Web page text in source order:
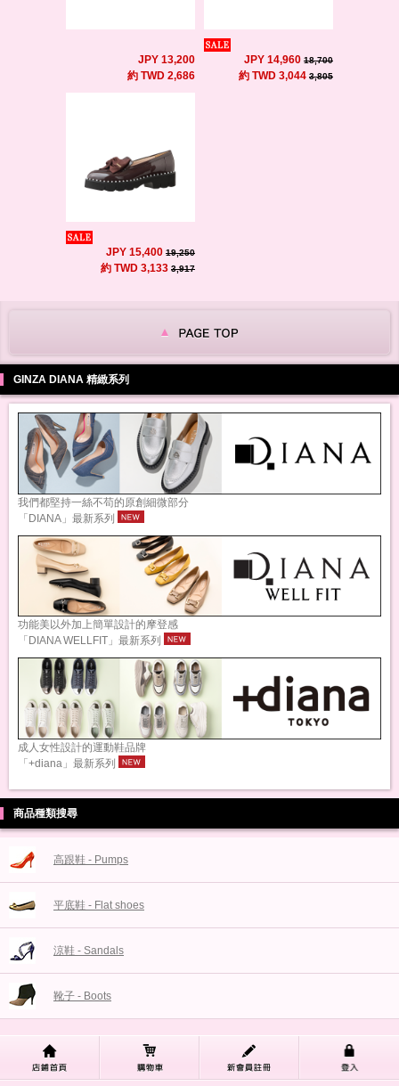
JPY 13,200
約 TWD 2,686
JPY 14,960 18,700
約 TWD 3,044 3,805
JPY 15,400 19,250
約 TWD 3,133 3,917
GINZA DIANA 精緻系列
我們都堅持一絲不苟的原創細微部分
「DIANA」最新系列
功能美以外加上簡單設計的摩登感
「DIANA WELLFIT」最新系列
成人女性設計的運動鞋品牌
「+diana」最新系列
商品種類搜尋
高跟鞋 - Pumps
平底鞋 - Flat shoes
涼鞋 - Sandals
靴子 - Boots